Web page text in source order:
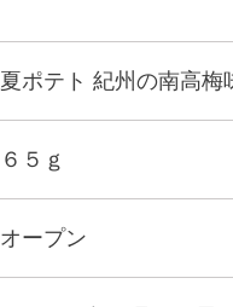
夏ポテト 紀州の南高梅
６５ｇ
オープン